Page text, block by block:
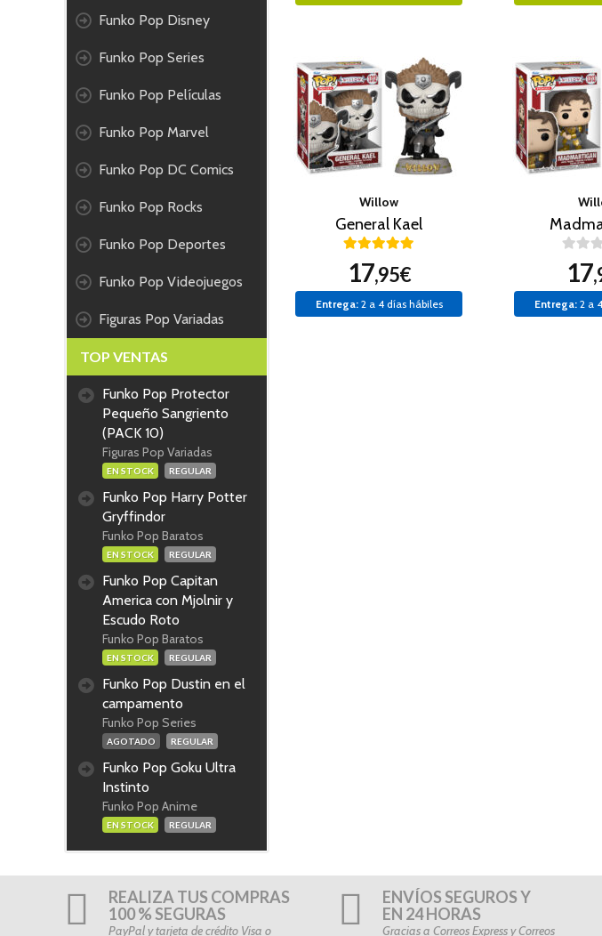
Funko Pop Disney
Funko Pop Series
Funko Pop Películas
Funko Pop Marvel
Funko Pop DC Comics
Funko Pop Rocks
Funko Pop Deportes
Funko Pop Videojuegos
Figuras Pop Variadas
TOP VENTAS
Funko Pop Protector
Pequeño Sangriento
(PACK 10)
Figuras Pop Variadas
EN STOCK REGULAR
Funko Pop Harry Potter
Gryffindor
Funko Pop Baratos
EN STOCK REGULAR
Funko Pop Capitan
America con Mjolnir y
Escudo Roto
Funko Pop Baratos
EN STOCK REGULAR
Funko Pop Dustin en el
campamento
Funko Pop Series
AGOTADO REGULAR
Funko Pop Goku Ultra
Instinto
Funko Pop Anime
EN STOCK REGULAR
Willow
General Kael
17,95€
Entrega:2 a 4 días hábiles
17
Entrega:2 a
REALIZA TUS COMPRAS
100 % SEGURAS
PayPal y tarjeta de crédito Visa o
ENVÍOS SEGUROS Y
EN 24 HORAS
Gracias a Correos Express y Correos